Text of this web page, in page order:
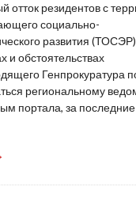
отток резидентов с
социально-
развития
и обстоятельствах
Генпрокуратура
региональному
портала, за